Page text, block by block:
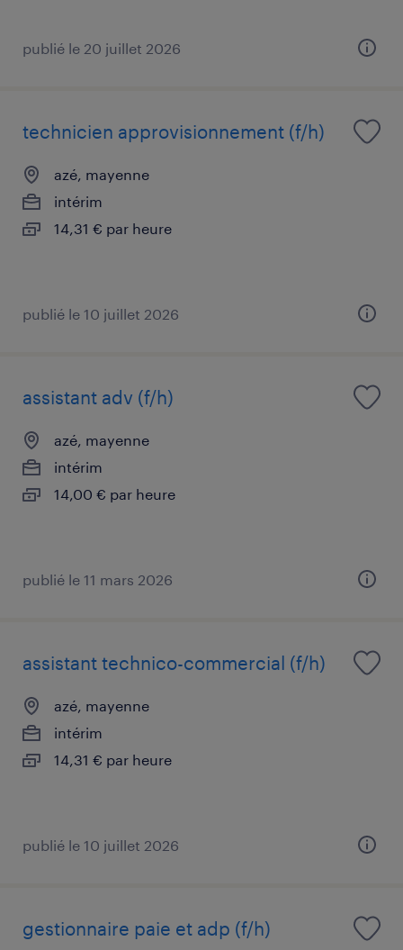
publié le 20 juillet 2026
technicien approvisionnement (f/h)
azé, mayenne
intérim
14,31 € par heure
publié le 10 juillet 2026
assistant adv (f/h)
azé, mayenne
intérim
14,00 € par heure
publié le 11 mars 2026
assistant technico-commercial (f/h)
azé, mayenne
intérim
14,31 € par heure
publié le 10 juillet 2026
gestionnaire paie et adp (f/h)